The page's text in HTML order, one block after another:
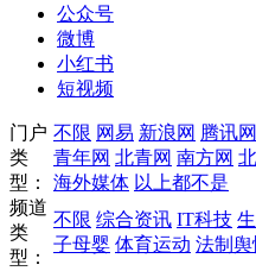
公众号
微博
小红书
短视频
门户
类
型：
不限 网易 新浪网 腾讯网
青年网 北青网 南方网
海外媒体 以上都不是
频道
类
型：
不限 综合资讯 IT科技
子母婴 体育运动 法制舆